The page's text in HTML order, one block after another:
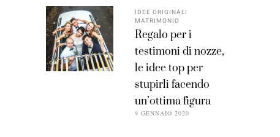
IDEE ORIGINALI
MATRIMONIO
Regalo per i
testimoni di nozze,
le idee top per
stupirli facendo
un’ottima figura
9 GENNAIO 2020